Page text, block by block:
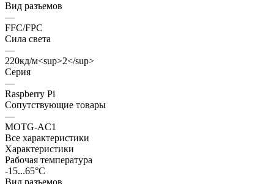
Вид разъемов
—
FFC/FPC
Сила света
—
220кд/м<sup>2</sup>
Серия
—
Raspberry Pi
Сопутствующие товары
—
MOTG-AC1
Все характеристики
Характеристики
Рабочая температура
-15...65°C
Вид разъемов